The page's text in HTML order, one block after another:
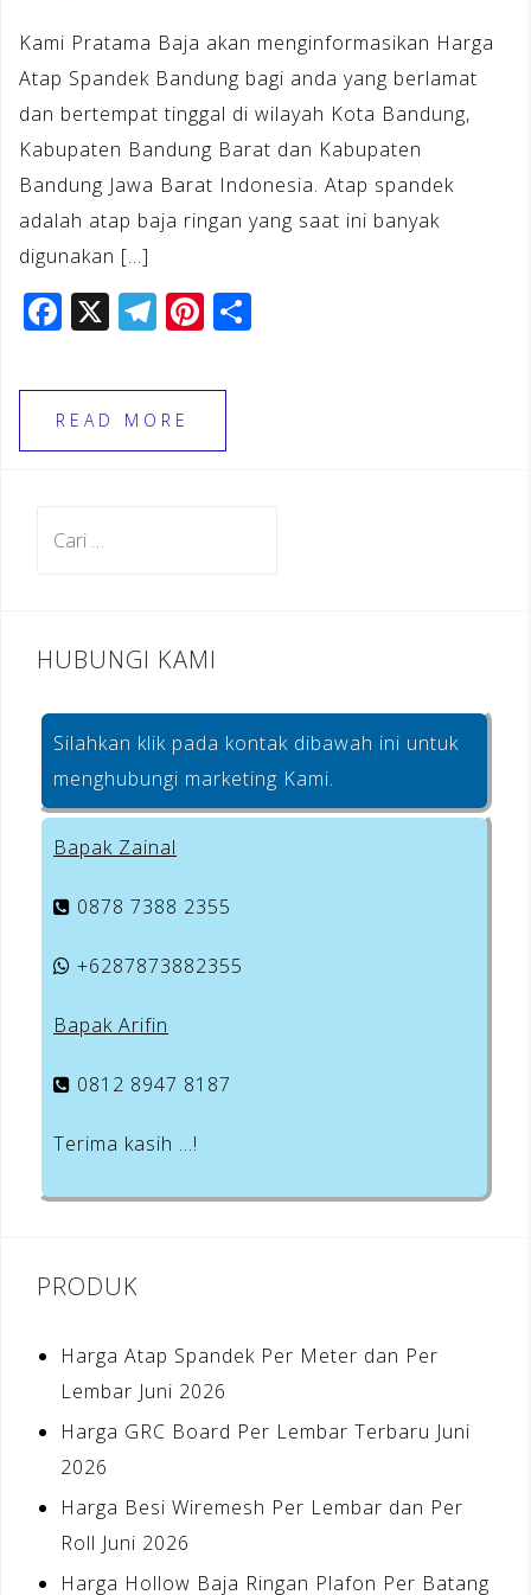
Kami Pratama Baja akan menginformasikan Harga
Atap Spandek Bandung bagi anda yang berlamat
dan bertempat tinggal di wilayah Kota Bandung,
Kabupaten Bandung Barat dan Kabupaten
Bandung Jawa Barat Indonesia. Atap spandek
adalah atap baja ringan yang saat ini banyak
digunakan […]
F
c
e
b
o
X T
e
gr
a
Pi
te
e
READ MORE
HUBUNGI KAMI
Silahkan klik pada kontak dibawah ini untuk
menghubungi marketing Kami.
Bapak Zainal
0878 7388 2355
+6287873882355
Bapak Arifin
0812 8947 8187
Terima kasih …!
PRODUK
Harga Atap Spandek Per Meter dan Per
Lembar Juni 2026
Harga GRC Board Per Lembar Terbaru Juni
2026
Harga Besi Wiremesh Per Lembar dan Per
Roll Juni 2026
Harga Hollow Baja Ringan Plafon Per Batang